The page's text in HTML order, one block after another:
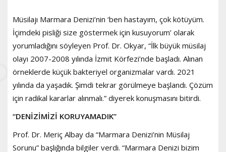
Müsilajı Marmara Denizi’nin ‘ben hastayım, çok kötüyüm.
İçimdeki pisliği size göstermek için kusuyorum’ olarak
yorumladığını söyleyen Prof. Dr. Okyar, “İlk büyük müsilaj
olayı 2007-2008 yılında İzmit Körfezi’nde başladı. Alınan
örneklerde küçük bakteriyel organizmalar vardı. 2021
yılında da yaşadık. Şimdi tekrar görülmeye başlandı. Çözüm
için radikal kararlar alınmalı.” diyerek konuşmasını bitirdi.
“DENİZİMİZİ KORUYAMADIK”
Prof. Dr. Meriç Albay da “Marmara Denizi’nin Müsilaj
Sorunu” başlığında bilgiler verdi. “Marmara Denizi bizim